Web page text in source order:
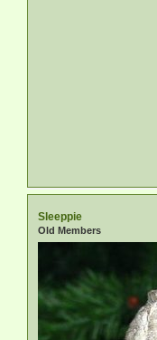
Sleeppie
Old Members